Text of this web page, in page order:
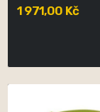
1 971,00 Kč